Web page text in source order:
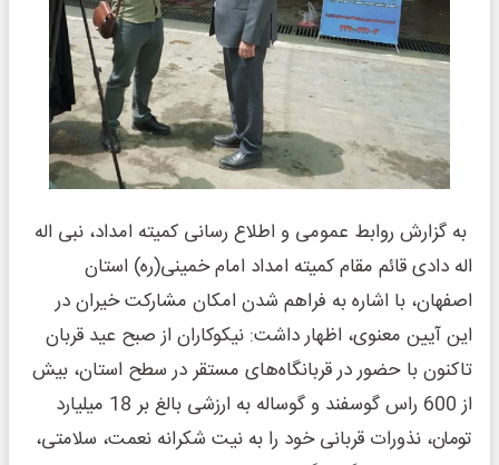
به گزارش روابط عمومی و اطلاع رسانی کمیته امداد، نبی اله
اله دادی قائم مقام کمیته امداد امام خمینی(ره) استان
اصفهان، با اشاره به فراهم شدن امکان مشارکت خیران در
این آیین معنوی، اظهار داشت: نیکوکاران از صبح عید قربان
تاکنون با حضور در قربانگاه‌های مستقر در سطح استان، بیش
از 600 راس گوسفند و گوساله به ارزشی بالغ بر 18 میلیارد
تومان، نذورات قربانی خود را به نیت شکرانه نعمت، سلامتی،